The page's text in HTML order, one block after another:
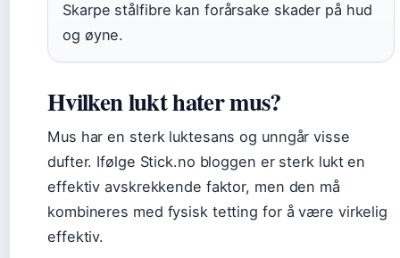
Skarpe stålfibre kan forårsake skader på hud
og øyne.
Hvilken lukt hater mus?
Mus har en sterk luktesans og unngår visse
dufter. Ifølge Stick.no bloggen er sterk lukt en
effektiv avskrekkende faktor, men den må
kombineres med fysisk tetting for å være virkelig
effektiv.